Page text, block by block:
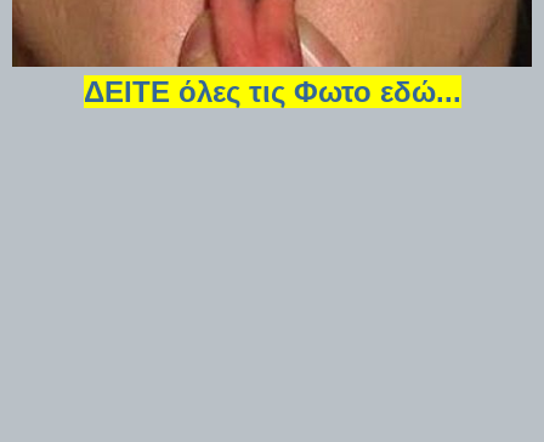
ΔΕΙΤΕ όλες τις Φωτο εδώ...